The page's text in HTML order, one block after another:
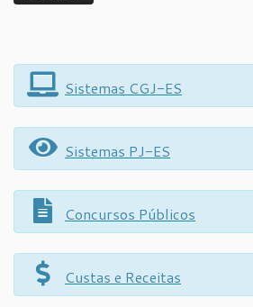
Sistemas CGJ-ES
Sistemas PJ-ES
Concursos Públicos
Custas e Receitas